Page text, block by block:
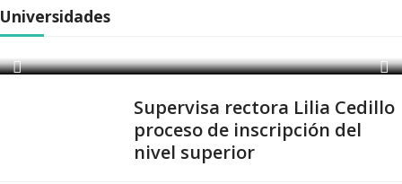
Universidades
Supervisa rectora Lilia Cedillo
proceso de inscripción del
nivel superior